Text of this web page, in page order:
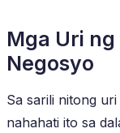
Mga Uri
Negosyo
Sa sarili nitong
nahahati ito sa